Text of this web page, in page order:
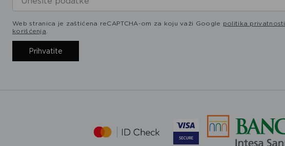
Web stranica je zaštićena reCAPTCHA-om za koju važi Google politika privatnosti
korišćenja
Prihvatite